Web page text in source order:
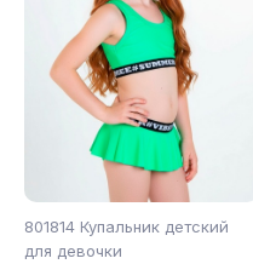
801814 Купальник детский
для девочки